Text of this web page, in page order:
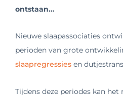
ontstaan…
Nieuwe slaapassociaties
perioden van grote
slaapregressies en
Tijdens deze periodes kan